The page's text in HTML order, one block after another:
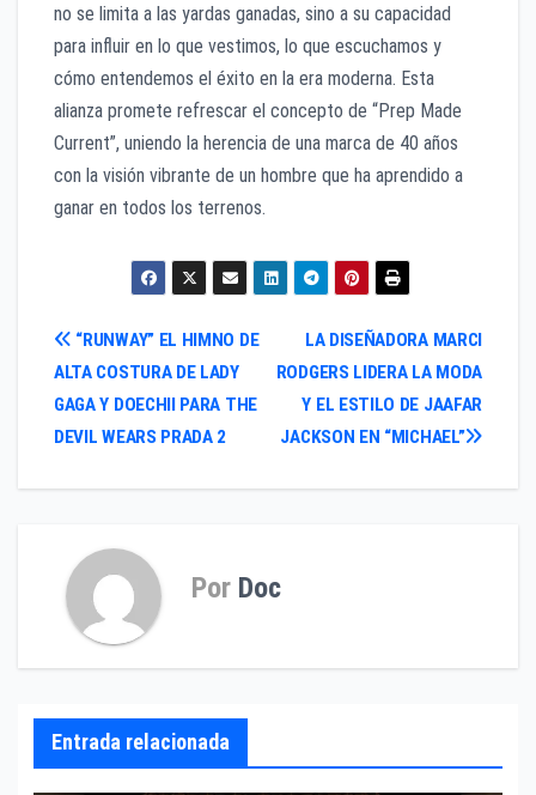
no se limita a las yardas ganadas, sino a su capacidad
para influir en lo que vestimos, lo que escuchamos y
cómo entendemos el éxito en la era moderna. Esta
alianza promete refrescar el concepto de “Prep Made
Current”, uniendo la herencia de una marca de 40 años
con la visión vibrante de un hombre que ha aprendido a
ganar en todos los terrenos.
Navegación
de
entradas
LA DISEÑADORA MARCI
RODGERS LIDERA LA MODA
Y EL ESTILO DE JAAFAR
JACKSON EN “MICHAEL”
“RUNWAY” EL HIMNO DE
ALTA COSTURA DE LADY
GAGA Y DOECHII PARA THE
DEVIL WEARS PRADA 2
Por Doc
Entrada relacionada